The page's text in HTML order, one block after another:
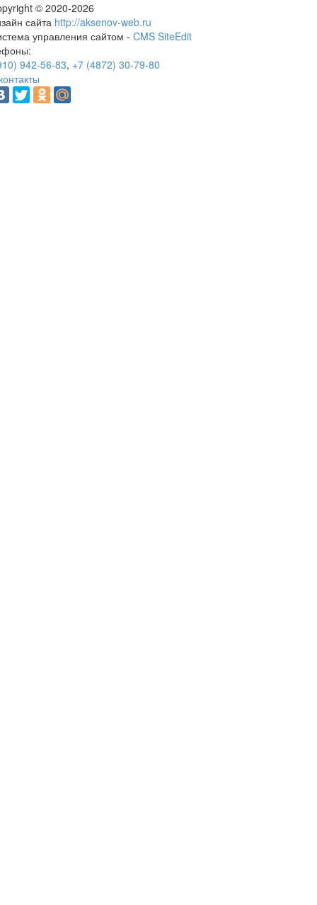
© 2020-2026
сайта http://aksenov-web.ru
управления сайтом - CMS SiteEdit
942-56-83, +7 (4872) 30-79-80